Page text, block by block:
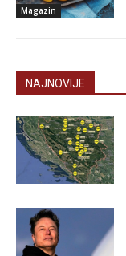
Magazin
NAJNOVIJE